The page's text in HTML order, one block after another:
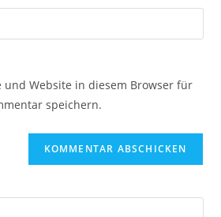
und Website in diesem Browser für
speichern.